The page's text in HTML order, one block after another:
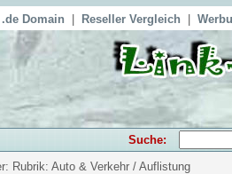
Domain Reseller Vergleich
Suche:
Rubrik: Auto & Verkehr / Auflistung